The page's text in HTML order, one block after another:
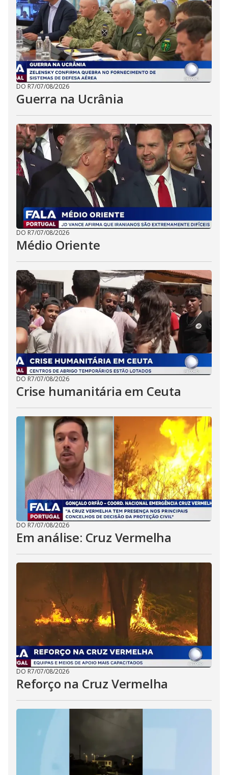
DO R7/07/08/2026
Guerra na Ucrânia
DO R7/07/08/2026
Médio Oriente
DO R7/07/08/2026
Crise humanitária em Ceuta
DO R7/07/08/2026
Em análise: Cruz Vermelha
DO R7/07/08/2026
Reforço na Cruz Vermelha